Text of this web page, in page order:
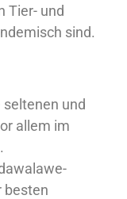
Tier- und
sind.
seltenen und
allem im
besten